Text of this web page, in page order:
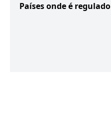
Países onde é regulado